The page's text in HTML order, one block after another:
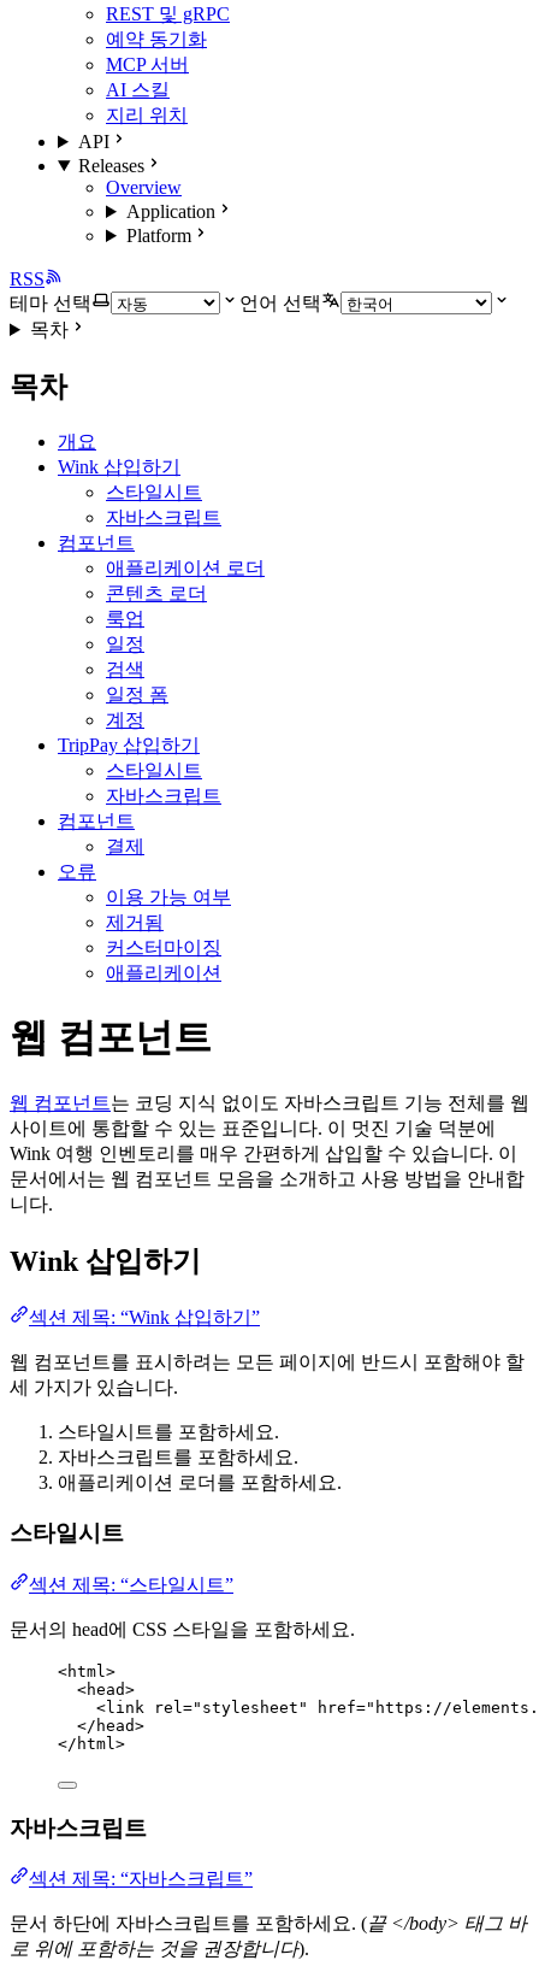
REST 및 gRPC
예약 동기화
MCP 서버
AI 스킬
지리 위치
API
Releases
Overview
Application
Platform
RSS
테마 선택
언어 선택
목차
목차
개요
Wink 삽입하기
스타일시트
자바스크립트
컴포넌트
애플리케이션 로더
콘텐츠 로더
룩업
일정
검색
일정 폼
계정
TripPay 삽입하기
스타일시트
자바스크립트
컴포넌트
결제
오류
이용 가능 여부
제거됨
커스터마이징
애플리케이션
웹 컴포넌트
웹 컴포넌트는 코딩 지식 없이도 자바스크립트 기능 전체를 웹
사이트에 통합할 수 있는 표준입니다. 이 멋진 기술 덕분에
Wink 여행 인벤토리를 매우 간편하게 삽입할 수 있습니다. 이
문서에서는 웹 컴포넌트 모음을 소개하고 사용 방법을 안내합
니다.
Wink 삽입하기
섹션 제목: “Wink 삽입하기”
웹 컴포넌트를 표시하려는 모든 페이지에 반드시 포함해야 할
세 가지가 있습니다.
스타일시트를 포함하세요.
자바스크립트를 포함하세요.
애플리케이션 로더를 포함하세요.
스타일시트
섹션 제목: “스타일시트”
문서의 head에 CSS 스타일을 포함하세요.
<html >
<head>
<link rel =" stylesheet " href=" https://
</ head>
</ html >
자바스크립트
섹션 제목: “자바스크립트”
문서 하단에 자바스크립트를 포함하세요. (끝 </body> 태그 바
로 위에 포함하는 것을 권장합니다).